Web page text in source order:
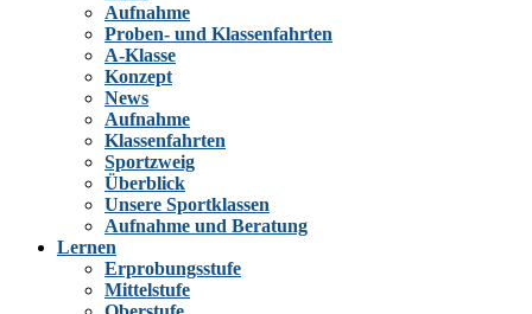
Aufnahme
Proben- und Klassenfahrten
A-Klasse
Konzept
News
Aufnahme
Klassenfahrten
Sportzweig
Überblick
Unsere Sportklassen
Aufnahme und Beratung
Lernen
Erprobungsstufe
Mittelstufe